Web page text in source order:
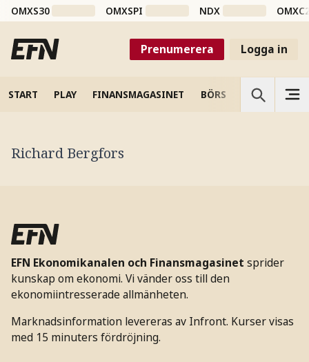
OMXS30 OMXSPI NDX
Prenumerera Logga in
START PLAY FINANSMAGASINET BÖRS VETENSKAP
Richard Bergfors
EFN Ekonomikanalen och Finansmagasinet sprider
kunskap om ekonomi. Vi vänder oss till den
ekonomiintresserade allmänheten.
Marknadsinformation levereras av Infront. Kurser visas
med 15 minuters fördröjning.